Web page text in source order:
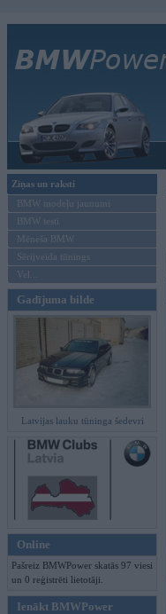
Ziņas un raksti
BMW modeļu jaunumi
BMW testi
Mēneša BMW
Sērijveida tūnings
Vel...
Gadījuma bilde
Latvijas lauku tūninga šedevri
Online
Pašreiz BMWPower skatās 97 viesi
un 0 reģistrēti lietotāji.
Ienākt BMWPower